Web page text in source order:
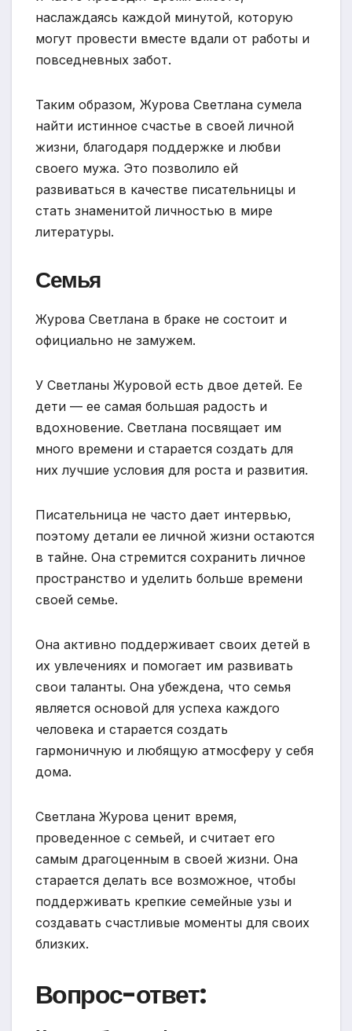
наслаждаясь каждой минутой, которую
могут провести вместе вдали от работы и
повседневных забот.
Таким образом, Журова Светлана сумела
найти истинное счастье в своей личной
жизни, благодаря поддержке и любви
своего мужа. Это позволило ей
развиваться в качестве писательницы и
стать знаменитой личностью в мире
литературы.
Семья
Журова Светлана в браке не состоит и
официально не замужем.
У Светланы Журовой есть двое детей. Ее
дети — ее самая большая радость и
вдохновение. Светлана посвящает им
много времени и старается создать для
них лучшие условия для роста и развития.
Писательница не часто дает интервью,
поэтому детали ее личной жизни остаются
в тайне. Она стремится сохранить личное
пространство и уделить больше времени
своей семье.
Она активно поддерживает своих детей в
их увлечениях и помогает им развивать
свои таланты. Она убеждена, что семья
является основой для успеха каждого
человека и старается создать
гармоничную и любящую атмосферу у себя
дома.
Светлана Журова ценит время,
проведенное с семьей, и считает его
самым драгоценным в своей жизни. Она
старается делать все возможное, чтобы
поддерживать крепкие семейные узы и
создавать счастливые моменты для своих
близких.
Вопрос-ответ: